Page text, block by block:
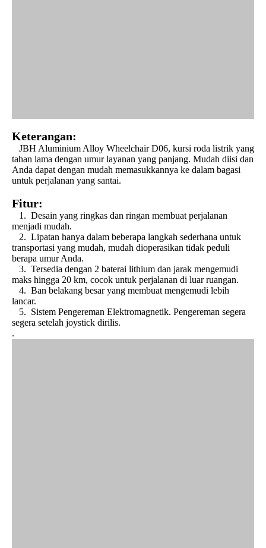
Keterangan:
JBH Aluminium Alloy Wheelchair D06, kursi roda listrik yang
tahan lama dengan umur layanan yang panjang. Mudah diisi dan
Anda dapat dengan mudah memasukkannya ke dalam bagasi
untuk perjalanan yang santai.
Fitur:
1. Desain yang ringkas dan ringan membuat perjalanan
menjadi mudah.
2. Lipatan hanya dalam beberapa langkah sederhana untuk
transportasi yang mudah, mudah dioperasikan tidak peduli
berapa umur Anda.
3. Tersedia dengan 2 baterai lithium dan jarak mengemudi
maks hingga 20 km, cocok untuk perjalanan di luar ruangan.
4. Ban belakang besar yang membuat mengemudi lebih
lancar.
5. Sistem Pengereman Elektromagnetik. Pengereman segera
segera setelah joystick dirilis.
.